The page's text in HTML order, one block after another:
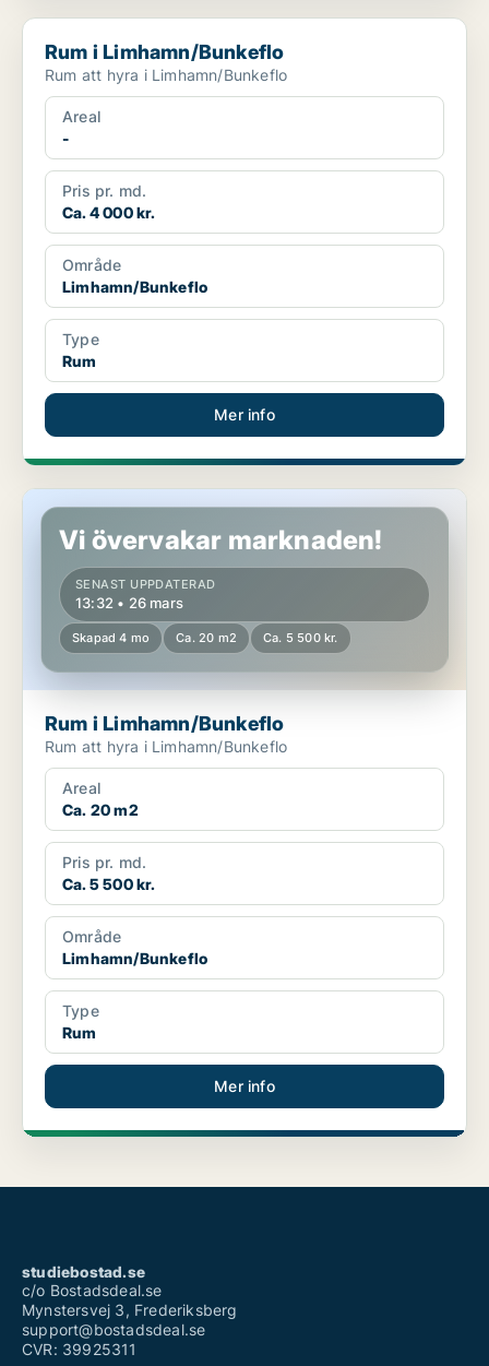
Rum i Limhamn/Bunkeflo
Rum i Limhamn/Bunkeflo
Rum att hyra i Limhamn/Bunkeflo
Areal
-
Pris pr. md.
Ca. 4 000 kr.
Område
Limhamn/Bunkeflo
Type
Rum
Mer info
Rum i Limhamn/Bunkeflo
Vi övervakar marknaden!
SENAST UPPDATERAD
13:32 • 26 mars
Skapad 4 mo Ca. 20 m2 Ca. 5 500 kr.
Rum i Limhamn/Bunkeflo
Rum att hyra i Limhamn/Bunkeflo
Areal
Ca. 20 m2
Pris pr. md.
Ca. 5 500 kr.
Område
Limhamn/Bunkeflo
Type
Rum
Mer info
studiebostad.se
c/o Bostadsdeal.se
Mynstersvej 3, Frederiksberg
support@bostadsdeal.se
CVR: 39925311